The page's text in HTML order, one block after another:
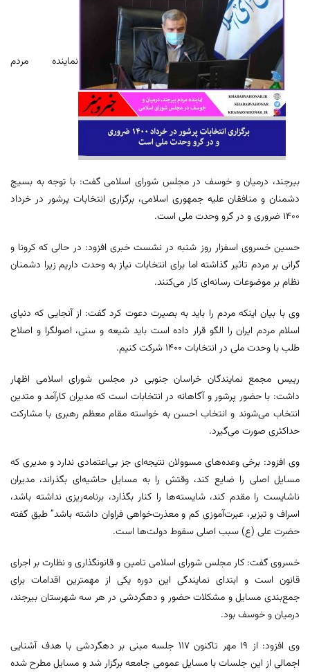
نماینده مردم
بیرجند، درمیان و خوسف در مجلس شورای اسلامی گفت: با توجه به بسیج
دشمنان و منافقان علیه جمهوری اسلامی، برگزاری انتخابات پرشور در خرداد
۱۴۰۰ ضروری و در گرو وحدت ملی است.
حسین خسروی اسفزار روز شنبه در نشست خبری افزود: در حالی که کرونا و
گرانی بر مردم تاثیر گذاشته اما برای انتخابات نیاز به وحدت داریم زیرا دشمنان
نظام بر موضوعات رسانه‌ای کار می‌کنند.
وی با بیان اینکه مردم را باید به بصیرت دعوت کرد گفت: از آنجایی که دنیای
اسلام مردم ایران را الگو قرار داده است باید شیعه و سنی، اصولگرا و اصلاح
طلب با وحدت ملی در انتخابات ۱۴۰۰ شرکت کنیم.
رییس مجمع نمایندگان خراسان جنوبی در مجلس شورای اسلامی اظهار
داشت: با حضور پرشور و آگاهانه در انتخابات است که مدیران کارآمد و متدین
انتخاب می‌شوند و انتخاب احسن به خواسته مقام معظم رهبری با مشارکت
حداکثری صورت می‌گیرد.
وی افزود: برخی وعده‌های مسوولان نتیجه‌ای جز بی‌اعتمادی ندارد و مدیری که
مسایل اصلی را ضایع کند، وقتش را به مسایل حاشیه‌ای بگذراند، مدیران
ناشایست را مقدم کند، شایسته‌ها را کنار بگذارد، برنامه‌ریزی نداشته باشد،
اسراف و تبزیر، عبرت‌آموزی کم و معذرت‌خواهی فراوان داشته باشد” طبق گفته
حضرت علی (ع) سبب اصلی سقوط دولت‌ها است.
خسروی گفت: کار مجلس شورای اسلامی تامین و قانونگذاری و نظارت بر اجرای
قانون است و ابتدای نمایندگی این دوره یکی از مهمترین اقدامات برای
جمع‌بندی مسایل و مشکلات حضور و دهگردشی در هر سه شهرستان بیرجند،
درمیان و خوسف بود.
وی افزود: از ۱۹ مهر تاکنون ۱۱۷ جلسه مبنی بر دهگردشی با هدف آشنایی
اجمالی از این جلسات با مسایل عمومی جامعه برگزار شد و مسایل مطرح شده